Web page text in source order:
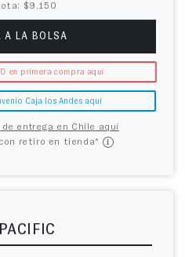
$9.150
A LA BOLSA
en primera compra aquí
Caja los Andes aquí
entrega en Chile aquí
retiro en tienda*